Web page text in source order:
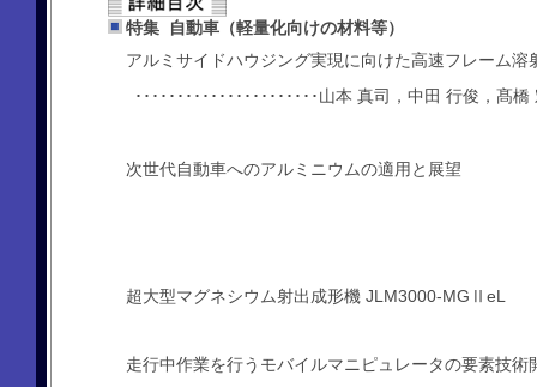
特集 自動車（軽量化向けの材料等）
アルミサイドハウジング実現に向けた高速フレーム溶
･･････････････････････山本 真司，中田 行俊，髙
次世代自動車へのアルミニウムの適用と展望
超大型マグネシウム射出成形機 JLM3000-MGⅡeL
走行中作業を行うモバイルマニピュレータの要素技術